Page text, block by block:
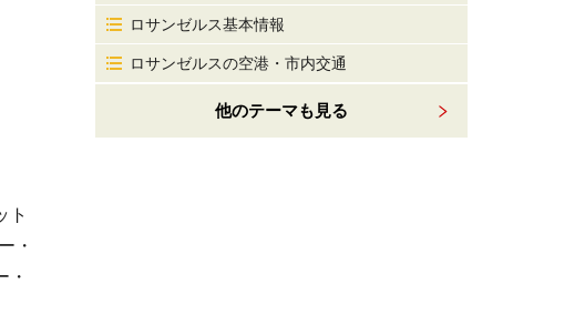
ト
・
・
ロサンゼルス基本情報
ロサンゼルスの空港・市内交通
他のテーマも見る